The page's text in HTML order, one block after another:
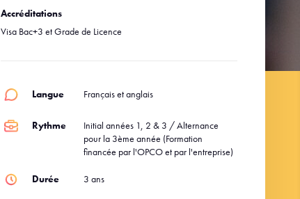
Accréditations
Visa Bac+3 et Grade de Licence
Langue Français et anglais
Rythme
Initial années 1, 2 & 3 / Alternance
pour la 3ème année (Formation
financée par l'OPCO et par l'entreprise)
Durée 3 ans